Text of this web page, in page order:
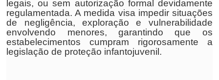
legais, ou sem autorização formal devidamente
regulamentada. A medida visa impedir situações
de negligência, exploração e vulnerabilidade
envolvendo menores, garantindo que os
estabelecimentos cumpram rigorosamente a
legislação de proteção infantojuvenil.